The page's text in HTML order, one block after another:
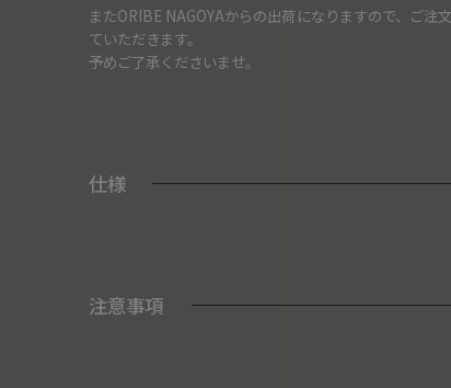
またORIBE NAGOYAからの出荷になりますので、ご注
ていただきます。
予めご了承くださいませ。
仕様
注意事項